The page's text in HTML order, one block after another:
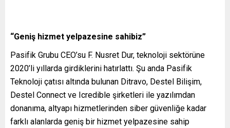
“Geniş hizmet yelpazesine sahibiz”
Pasifik Grubu CEO’su F. Nusret Dur, teknoloji sektörüne
2020’li yıllarda girdiklerini hatırlattı. Şu anda Pasifik
Teknoloji çatısı altında bulunan Ditravo, Destel Bilişim,
Destel Connect ve Icredible şirketleri ile yazılımdan
donanıma, altyapı hizmetlerinden siber güvenliğe kadar
farklı alanlarda geniş bir hizmet yelpazesine sahip